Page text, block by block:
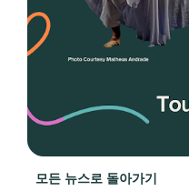
모든 뉴스로 돌아가기